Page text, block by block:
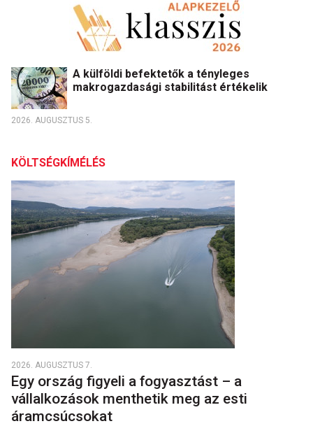
A külföldi befektetők a tényleges
makrogazdasági stabilitást értékelik
2026. AUGUSZTUS 5.
KÖLTSÉGKÍMÉLÉS
2026. AUGUSZTUS 7.
Egy ország figyeli a fogyasztást – a
vállalkozások menthetik meg az esti
áramcsúcsokat